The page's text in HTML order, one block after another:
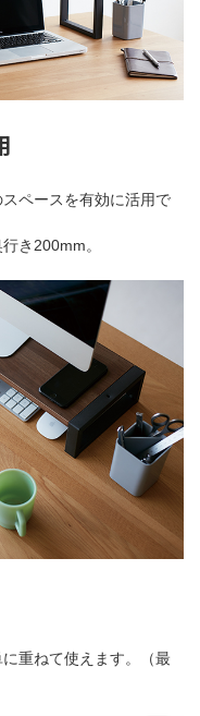
ペースを有効に活用で
き200mm。
重ねて使えます。（最